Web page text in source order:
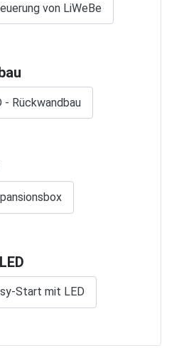
von LiWeBe
- Rückwandbau
Start mit LED